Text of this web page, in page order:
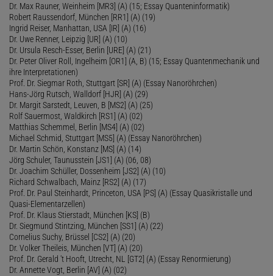
Dr. Max Rauner, Weinheim [MR3] (A) (15; Essay Quanteninformatik)
Robert Raussendorf, München [RR1] (A) (19)
Ingrid Reiser, Manhattan, USA [IR] (A) (16)
Dr. Uwe Renner, Leipzig [UR] (A) (10)
Dr. Ursula Resch-Esser, Berlin [URE] (A) (21)
Dr. Peter Oliver Roll, Ingelheim [OR1] (A, B) (15; Essay Quantenmechanik und
ihre Interpretationen)
Prof. Dr. Siegmar Roth, Stuttgart [SR] (A) (Essay Nanoröhrchen)
Hans-Jörg Rutsch, Walldorf [HJR] (A) (29)
Dr. Margit Sarstedt, Leuven, B [MS2] (A) (25)
Rolf Sauermost, Waldkirch [RS1] (A) (02)
Matthias Schemmel, Berlin [MS4] (A) (02)
Michael Schmid, Stuttgart [MS5] (A) (Essay Nanoröhrchen)
Dr. Martin Schön, Konstanz [MS] (A) (14)
Jörg Schuler, Taunusstein [JS1] (A) (06, 08)
Dr. Joachim Schüller, Dossenheim [JS2] (A) (10)
Richard Schwalbach, Mainz [RS2] (A) (17)
Prof. Dr. Paul Steinhardt, Princeton, USA [PS] (A) (Essay Quasikristalle und
Quasi-Elementarzellen)
Prof. Dr. Klaus Stierstadt, München [KS] (B)
Dr. Siegmund Stintzing, München [SS1] (A) (22)
Cornelius Suchy, Brüssel [CS2] (A) (20)
Dr. Volker Theileis, München [VT] (A) (20)
Prof. Dr. Gerald 't Hooft, Utrecht, NL [GT2] (A) (Essay Renormierung)
Dr. Annette Vogt, Berlin [AV] (A) (02)